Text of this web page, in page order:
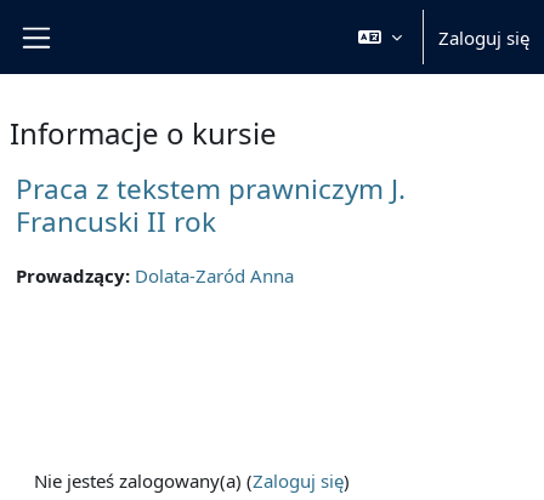
Zaloguj się
Informacje o kursie
Praca z tekstem prawniczym J.
Francuski II rok
Prowadzący: Dolata-Zaród Anna
Nie jesteś zalogowany(a) (Zaloguj się)